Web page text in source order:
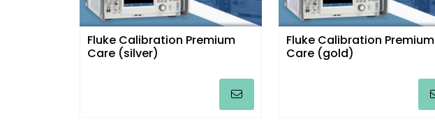
Fluke Calibration Premium
Care (silver)
Fluke Calibration Premium
Care (gold)